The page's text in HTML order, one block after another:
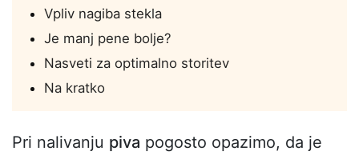
Vpliv nagiba stekla
Je manj pene bolje?
Nasveti za optimalno storitev
Na kratko
Pri nalivanju piva pogosto opazimo, da je